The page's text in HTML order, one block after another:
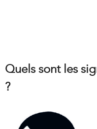
Quels sont les
?